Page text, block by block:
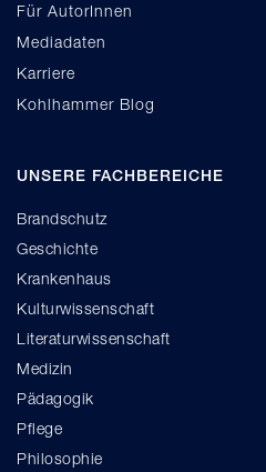
Für AutorInnen
Mediadaten
Karriere
Kohlhammer Blog
UNSERE FACHBEREICHE
Brandschutz
Geschichte
Krankenhaus
Kulturwissenschaft
Literaturwissenschaft
Medizin
Pädagogik
Pflege
Philosophie